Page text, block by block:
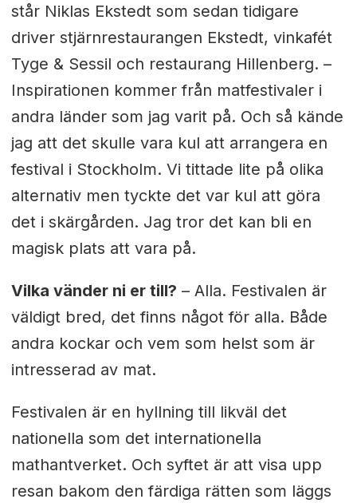
står Niklas Ekstedt som sedan tidigare
driver stjärnrestaurangen Ekstedt, vinkafét
Tyge & Sessil och restaurang Hillenberg. –
Inspirationen kommer från matfestivaler i
andra länder som jag varit på. Och så kände
jag att det skulle vara kul att arrangera en
festival i Stockholm. Vi tittade lite på olika
alternativ men tyckte det var kul att göra
det i skärgården. Jag tror det kan bli en
magisk plats att vara på.
Vilka vänder ni er till? – Alla. Festivalen är
väldigt bred, det finns något för alla. Både
andra kockar och vem som helst som är
intresserad av mat.
Festivalen är en hyllning till likväl det
nationella som det internationella
mathantverket. Och syftet är att visa upp
resan bakom den färdiga rätten som läggs